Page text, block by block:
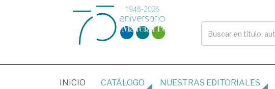
INICIO (CURRENT)
CATÁLOGO NUESTRAS EDITORIALES